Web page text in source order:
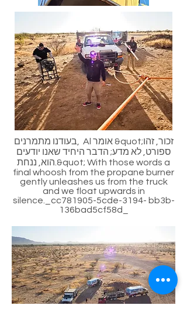
בעודנו מתמרנים, Al אומר &quot;זכור, זהו
ספורט, לא מדע; הדבר היחיד שאנו יודעים
הוא, ננחת.&quot; With those words a
final whoosh from the propane burner
gently unleashes us from the truck
and we float upwards in
silence._cc781905-5cde-3194- bb3b-
136bad5cf58d_